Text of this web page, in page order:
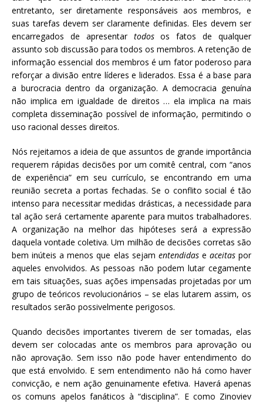
entretanto, ser diretamente responsáveis aos membros, e
suas tarefas devem ser claramente definidas. Eles devem ser
encarregados de apresentar todosos fatos de qualquer
assunto sob discussão para todos os membros. A retenção de
informação essencial dos membros é um fator poderoso para
reforçar a divisão entre líderes e liderados. Essa é a base para
a burocracia dentro da organização. A democracia genuína
não implica em igualdade de direitos … ela implica na mais
completa disseminação possível de informação, permitindo o
uso racional desses direitos.
Nós rejeitamos a ideia de que assuntos de grande importância
requerem rápidas decisões por um comitê central, com “anos
de experiência” em seu currículo, se encontrando em uma
reunião secreta a portas fechadas. Se o conflito social é tão
intenso para necessitar medidas drásticas, a necessidade para
tal ação será certamente aparente para muitos trabalhadores.
A organização na melhor das hipóteses será a expressão
daquela vontade coletiva. Um milhão de decisões corretas são
bem inúteis a menos que elas sejam entendidas e aceitaspor
aqueles envolvidos. As pessoas não podem lutar cegamente
em tais situações, suas ações impensadas projetadas por um
grupo de teóricos revolucionários – se elas lutarem assim, os
resultados serão possivelmente perigosos.
Quando decisões importantes tiverem de ser tomadas, elas
devem ser colocadas ante os membros para aprovação ou
não aprovação. Sem isso não pode haver entendimento do
que está envolvido. E sem entendimento não há como haver
convicção, e nem ação genuinamente efetiva. Haverá apenas
os comuns apelos fanáticos à “disciplina”. E como Zinoviev